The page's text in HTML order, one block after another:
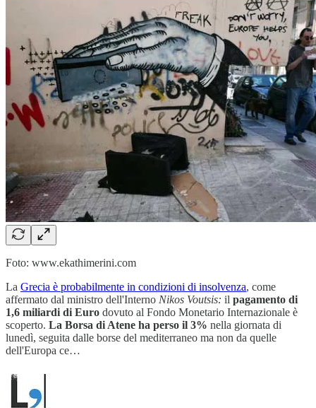
Foto: www.ekathimerini.com
La Grecia è probabilmente in condizioni di insolvenza, come
affermato dal ministro dell'Interno Nikos Voutsis: il pagamento di
1,6 miliardi di Euro dovuto al Fondo Monetario Internazionale è
scoperto. La Borsa di Atene ha perso il 3% nella giornata di
lunedì, seguita dalle borse del mediterraneo ma non da quelle
dell'Europa ce…